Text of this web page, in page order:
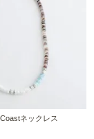
ネックレス